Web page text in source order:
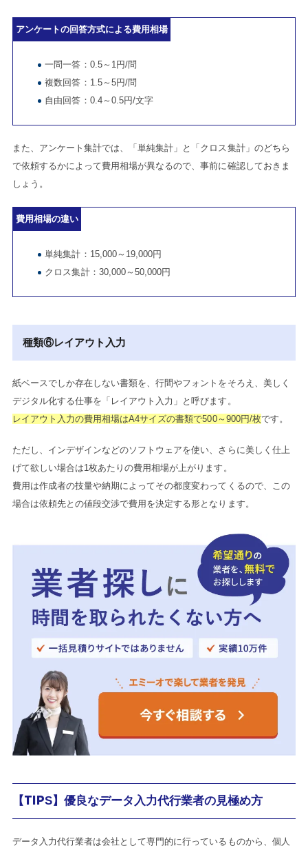
アンケートの回答方式による費用相場
一問一答：0.5～1円/問
複数回答：1.5～5円/問
自由回答：0.4～0.5円/文字
また、アンケート集計では、「単純集計」と「クロス集計」のどちら
で依頼するかによって費用相場が異なるので、事前に確認しておきま
しょう。
費用相場の違い
単純集計：15,000～19,000円
クロス集計：30,000～50,000円
種類⑥レイアウト入力
紙ベースでしか存在しない書類を、行間やフォントをそろえ、美しく
デジタル化する仕事を「レイアウト入力」と呼びます。
レイアウト入力の費用相場はA4サイズの書類で500～900円/枚です。
ただし、インデザインなどのソフトウェアを使い、さらに美しく仕上
げて欲しい場合は1枚あたりの費用相場が上がります。
費用は作成者の技量や納期によってその都度変わってくるので、この
場合は依頼先との値段交渉で費用を決定する形となります。
【TIPS】優良なデータ入力代行業者の見極め方
データ入力代行業者は会社として専門的に行っているものから、個人